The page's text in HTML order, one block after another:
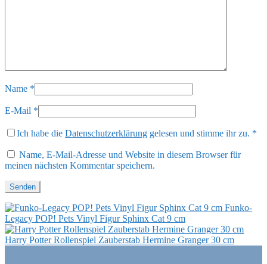
Name *
E-Mail *
Ich habe die Datenschutzerklärung gelesen und stimme ihr zu. *
Name, E-Mail-Adresse und Website in diesem Browser für
meinen nächsten Kommentar speichern.
Funko-
Legacy POP! Pets Vinyl Figur Sphinx Cat 9 cm
Harry Potter Rollenspiel Zauberstab Hermine Granger 30 cm